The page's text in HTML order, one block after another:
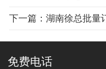
免费电话